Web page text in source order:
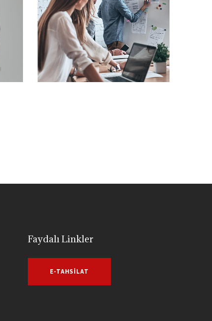
Faydalı Linkler
E-TAHSILAT